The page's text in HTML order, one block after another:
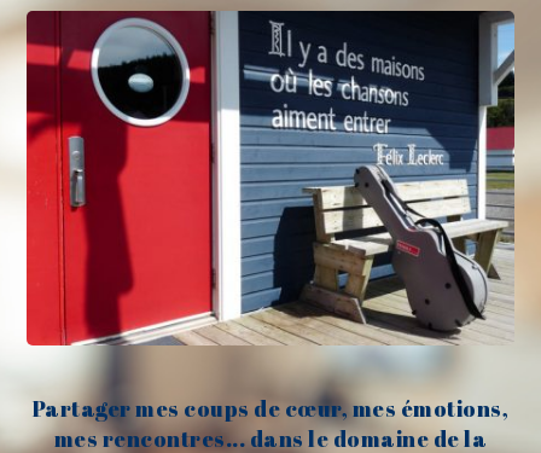
Partager mes coups de cœur, mes émotions,
mes rencontres... dans le domaine de la